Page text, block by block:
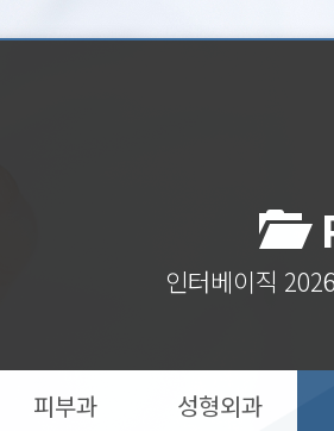
인터베이직
피부과 성형외과